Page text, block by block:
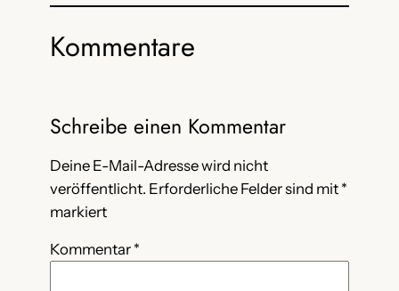
Kommentare
Schreibe einen Kommentar
Deine E-Mail-Adresse wird nicht
veröffentlicht. Erforderliche Felder sind mit *
markiert
Kommentar *